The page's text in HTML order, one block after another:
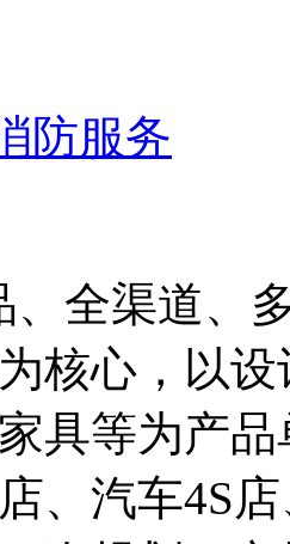
防服务
、全渠道、
核心，以
具等为产
、汽车4S